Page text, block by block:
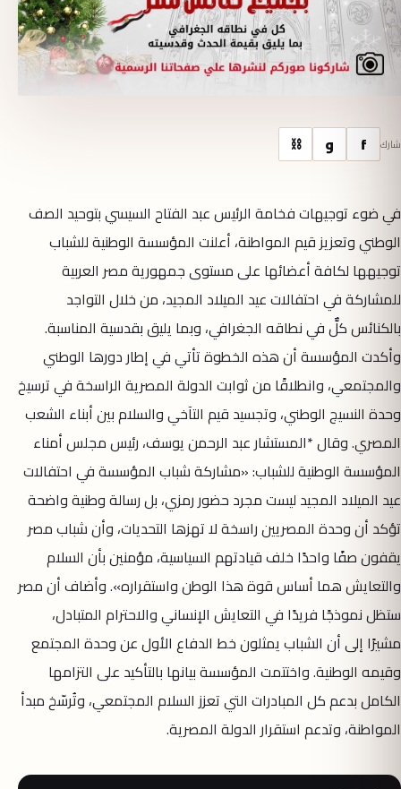
شارك f و ⛓
في ضوء توجيهات فخامة الرئيس عبد الفتاح السيسي بتوحيد الصف
الوطني وتعزيز قيم المواطنة، أعلنت المؤسسة الوطنية للشباب
توجيهها لكافة أعضائها على مستوى جمهورية مصر العربية
للمشاركة في احتفالات عيد الميلاد المجيد، من خلال التواجد
بالكنائس كلٌّ في نطاقه الجغرافي، وبما يليق بقدسية المناسبة.
وأكدت المؤسسة أن هذه الخطوة تأتي في إطار دورها الوطني
والمجتمعي، وانطلاقًا من ثوابت الدولة المصرية الراسخة في ترسيخ
وحدة النسيج الوطني، وتجسيد قيم التآخي والسلام بين أبناء الشعب
المصري. وقال *المستشار عبد الرحمن يوسف، رئيس مجلس أمناء
المؤسسة الوطنية للشباب: «مشاركة شباب المؤسسة في احتفالات
عيد الميلاد المجيد ليست مجرد حضور رمزي، بل رسالة وطنية واضحة
تؤكد أن وحدة المصريين راسخة لا تهزها التحديات، وأن شباب مصر
يقفون صفًا واحدًا خلف قيادتهم السياسية، مؤمنين بأن السلام
والتعايش هما أساس قوة هذا الوطن واستقراره». وأضاف أن مصر
ستظل نموذجًا فريدًا في التعايش الإنساني والاحترام المتبادل،
مشيرًا إلى أن الشباب يمثلون خط الدفاع الأول عن وحدة المجتمع
وقيمه الوطنية. واختتمت المؤسسة بيانها بالتأكيد على التزامها
الكامل بدعم كل المبادرات التي تعزز السلام المجتمعي، وتُرسّخ مبدأ
المواطنة، وتدعم استقرار الدولة المصرية.